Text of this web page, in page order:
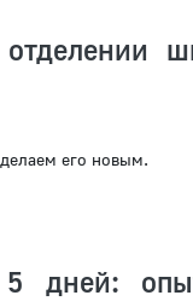
его новым.
дней: